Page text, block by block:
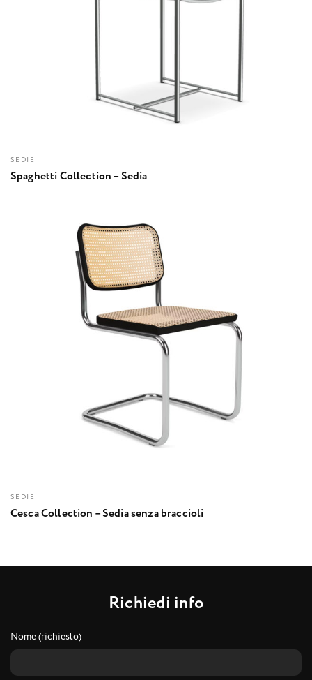
SEDIE
Spaghetti Collection – Sedia
SEDIE
Cesca Collection – Sedia senza braccioli
Richiedi info
Nome (richiesto)